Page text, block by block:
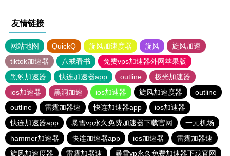
友情链接
网站地图 QuickQ 旋风加速度器 旋风
旋风加速
tiktok加速器
八戒看书
免费vps加速器外网苹果版
黑豹加速器
快连加速器app outline
极光加速器
ios加速器
黑洞加速 ios加速器 旋风加速度器
outline
outline
雷霆加器速 快连加速器app
ios加速器
快连加速器app
暴雪vp永久免费加速器下载官网
一元机场
hammer加速器
快连加速器app ios加速器
雷霆加器速
旋风加速度器
雷霆加器速 暴雪vp永久免费加速器下载官网